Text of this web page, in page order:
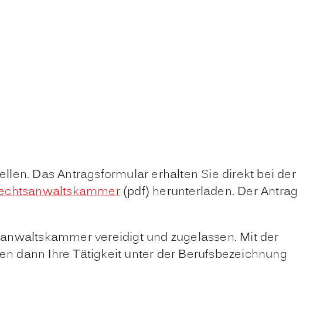
Das Antragsformular erhalten Sie direkt bei der
(pdf) herunterladen. Der Antrag
vereidigt und zugelassen. Mit der
dann Ihre Tätigkeit unter der Berufsbezeichnung